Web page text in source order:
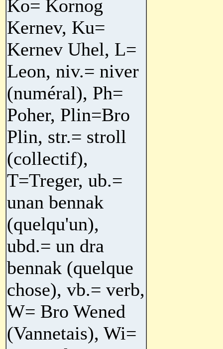
Ko= Kornog
Kernev, Ku=
Kernev Uhel, L=
Leon, niv.= niver
(numéral), Ph=
Poher, Plin=Bro
Plin, str.= stroll
(collectif),
T=Treger, ub.=
unan bennak
(quelqu'un),
ubd.= un dra
bennak (quelque
chose), vb.= verb,
W= Bro Wened
(Vannetais), Wi=